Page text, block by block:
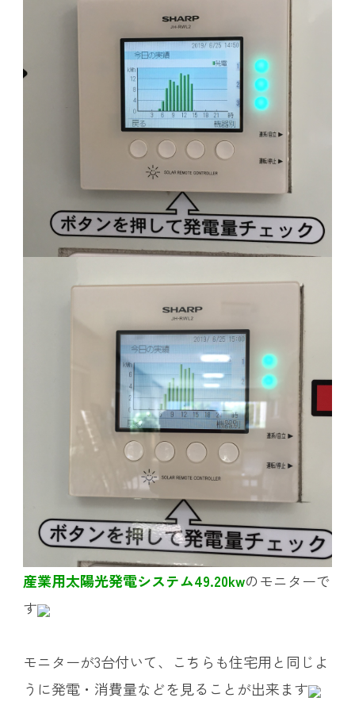
産業用太陽光発電システム49.20kwのモニターで
す
モニターが3台付いて、こちらも住宅用と同じよ
うに発電・消費量などを見ることが出来ます